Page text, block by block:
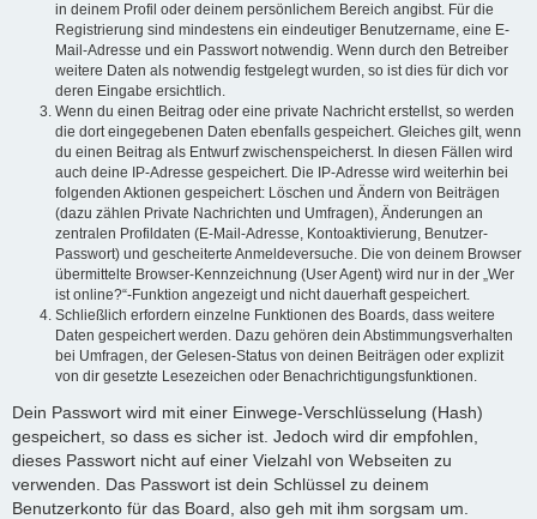
in deinem Profil oder deinem persönlichem Bereich angibst. Für die
Registrierung sind mindestens ein eindeutiger Benutzername, eine E-
Mail-Adresse und ein Passwort notwendig. Wenn durch den Betreiber
weitere Daten als notwendig festgelegt wurden, so ist dies für dich vor
deren Eingabe ersichtlich.
Wenn du einen Beitrag oder eine private Nachricht erstellst, so werden
die dort eingegebenen Daten ebenfalls gespeichert. Gleiches gilt, wenn
du einen Beitrag als Entwurf zwischenspeicherst. In diesen Fällen wird
auch deine IP-Adresse gespeichert. Die IP-Adresse wird weiterhin bei
folgenden Aktionen gespeichert: Löschen und Ändern von Beiträgen
(dazu zählen Private Nachrichten und Umfragen), Änderungen an
zentralen Profildaten (E-Mail-Adresse, Kontoaktivierung, Benutzer-
Passwort) und gescheiterte Anmeldeversuche. Die von deinem Browser
übermittelte Browser-Kennzeichnung (User Agent) wird nur in der „Wer
ist online?“-Funktion angezeigt und nicht dauerhaft gespeichert.
Schließlich erfordern einzelne Funktionen des Boards, dass weitere
Daten gespeichert werden. Dazu gehören dein Abstimmungsverhalten
bei Umfragen, der Gelesen-Status von deinen Beiträgen oder explizit
von dir gesetzte Lesezeichen oder Benachrichtigungsfunktionen.
Dein Passwort wird mit einer Einwege-Verschlüsselung (Hash)
gespeichert, so dass es sicher ist. Jedoch wird dir empfohlen,
dieses Passwort nicht auf einer Vielzahl von Webseiten zu
verwenden. Das Passwort ist dein Schlüssel zu deinem
Benutzerkonto für das Board, also geh mit ihm sorgsam um.